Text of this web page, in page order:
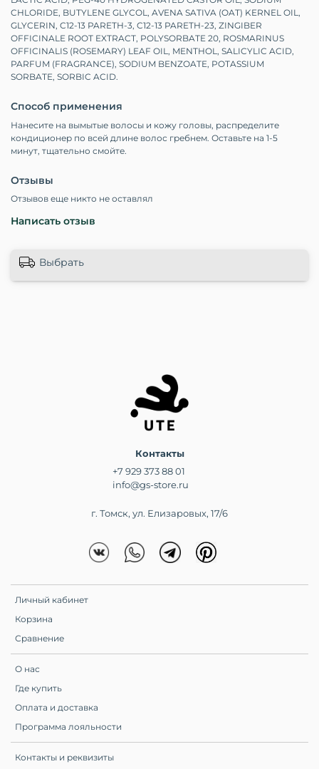
CHLORIDE, BUTYLENE GLYCOL, AVENA SATIVA (OAT) KERNEL OIL,
GLYCERIN, C12-13 PARETH-3, C12-13 PARETH-23, ZINGIBER
OFFICINALE ROOT EXTRACT, POLYSORBATE 20, ROSMARINUS
OFFICINALIS (ROSEMARY) LEAF OIL, MENTHOL, SALICYLIC ACID,
PARFUM (FRAGRANCE), SODIUM BENZOATE, POTASSIUM
SORBATE, SORBIC ACID.
Способ применения
Нанесите на вымытые волосы и кожу головы, распределите
кондиционер по всей длине волос гребнем. Оставьте на 1-5
минут, тщательно смойте.
Отзывы
Отзывов еще никто не оставлял
Написать отзыв
Выбрать
Личный кабинет
Корзина
Сравнение
О нас
Где купить
Оплата и доставка
Программа лояльности
Контакты и реквизиты
Контакты
+7 929 373 88 01
info@gs-store.ru
г. Томск, ул. Елизаровых, 17/6